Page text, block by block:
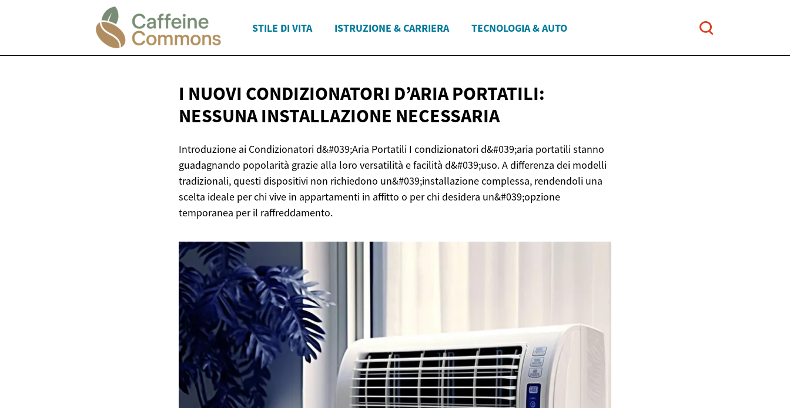
STILE DI VITA ISTRUZIONE & CARRIERA TECNOLOGIA & AUTO
I NUOVI CONDIZIONATORI D’ARIA PORTATILI:
NESSUNAINSTALLAZIONE NECESSARIA
Introduzione ai Condizionatori d&#039;Aria Portatili I condizionatori d&#039;aria portatili stanno
guadagnando popolarità grazie alla loro versatilità e facilità d&#039;uso. A differenza dei modelli
tradizionali, questi dispositivi non richiedono un&#039;installazione complessa, rendendoli una
scelta ideale per chi vive in appartamenti in affitto o per chi desidera un&#039;opzione
temporanea per il raffreddamento.